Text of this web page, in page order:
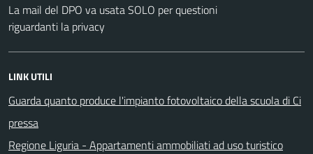
La mail del DPO va usata SOLO per questioni
riguardanti la privacy
LINK UTILI
Guarda quanto produce l'impianto fotovoltaico della scuola di Ci
pressa
Regione Liguria - Appartamenti ammobiliati ad uso turistico